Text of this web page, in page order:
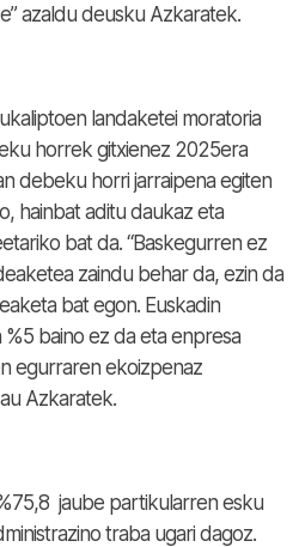
azaldu deusku Azkaratek.
landaketei moratoria
horrek gitxienez 2025era
debeku horri jarraipena egiten
hainbat aditu daukaz eta
bat da. “Baskegurren ez
zaindu behar da, ezin da
bat egon. Euskadin
baino ez da eta enpresa
egurraren ekoizpenaz
Azkaratek.
jaube partikularren esku
traba ugari dagoz.